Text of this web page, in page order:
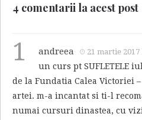
4 comentarii la acest post
1 andreea 21 martie 2017
un curs pt SUFLETELE
de la Fundatia Calea Victoriei
artei. m-a incantat si ti-l
numai cursuri dinastea, cu